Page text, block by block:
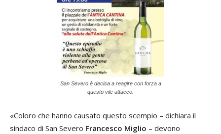
San Severo è decisa a reagire con forza a
questo vile attacco.
«Coloro che hanno causato questo scempio – dichiara il
sindaco di San Severo Francesco Miglio – devono